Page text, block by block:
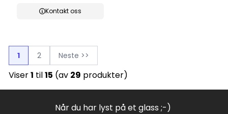
Kontakt oss
1 2 Neste >>
Viser1 til15 (av 29 produkter)
Når du har lyst på et glass ;-)